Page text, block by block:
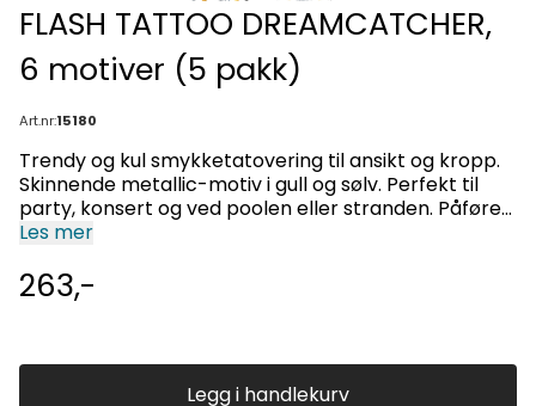
FLASH TATTOO DREAMCATCHER,
6 motiver (5 pakk)
Art.nr:15180
Trendy og kul smykketatovering til ansikt og kropp.
Skinnende metallic-motiv i gull og sølv. Perfekt til
party, konsert og ved poolen eller stranden. Påføres
huden på få minutter, og kan enkelt fjernes med
stickers. Moderne og iøynefallende design som kan
brukes til mange anledninger.
Les mer
263,-
Legg i handlekurv